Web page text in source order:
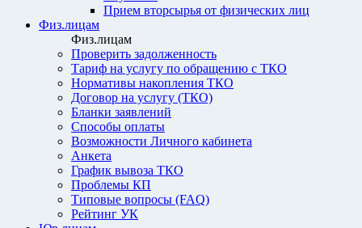
Прием вторсырья от физических лиц
Физ.лицам
Физ.лицам
Проверить задолженность
Тариф на услугу по обращению с ТКО
Нормативы накопления ТКО
Договор на услугу (ТКО)
Бланки заявлений
Способы оплаты
Возможности Личного кабинета
Анкета
График вывоза ТКО
Проблемы КП
Типовые вопросы (FAQ)
Рейтинг УК